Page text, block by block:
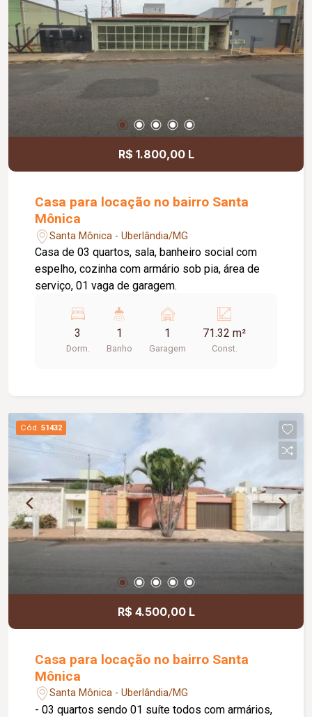
R$ 1.800,00 L
Casa para locação no bairro Santa
Mônica
Santa Mônica - Uberlândia/MG
Casa de 03 quartos, sala, banheiro social com
espelho, cozinha com armário sob pia, área de
serviço, 01 vaga de garagem.
3
Dorm.
1
Banho
1
Garagem
71.32 m²
Const.
Cód. 51432
R$ 4.500,00 L
Casa para locação no bairro Santa
Mônica
Santa Mônica - Uberlândia/MG
- 03 quartos sendo 01 suíte todos com armários,